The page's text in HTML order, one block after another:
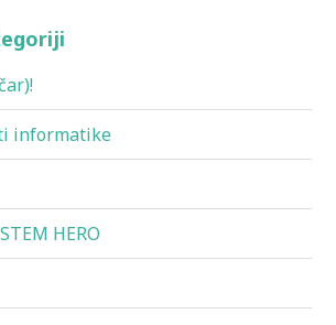
informatike
HERO